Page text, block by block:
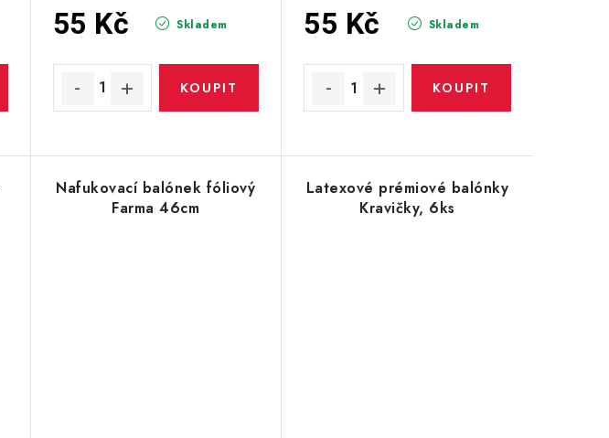
Skladem
55 Kč Skladem
55 Kč
Nafukovací balónek fóliový
Farma 46cm
Latexové prémiové balónky
Kravičky, 6ks